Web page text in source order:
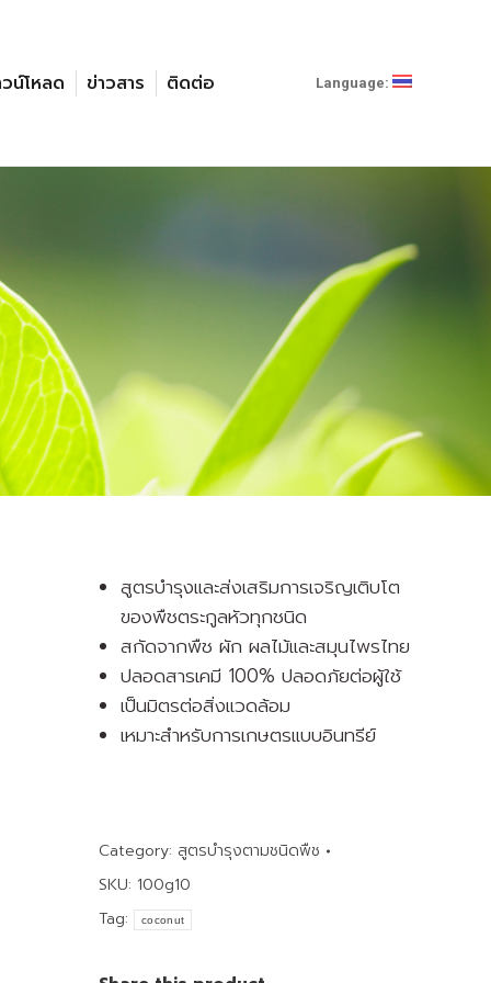
น์โหลด ข่าวสาร ติดต่อ Language:
สูตรบำรุงและส่งเสริมการเจริญเติบโต
ของพืชตระกูลหัวทุกชนิด
สกัดจากพืช ผัก ผลไม้และสมุนไพรไทย
ปลอดสารเคมี 100% ปลอดภัยต่อผู้ใช้
เป็นมิตรต่อสิ่งแวดล้อม
เหมาะสำหรับการเกษตรแบบอินทรีย์
Category: สูตรบำรุงตามชนิดพืช
SKU: 100g10
Tag:
coconut